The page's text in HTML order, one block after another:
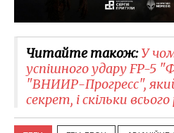
Читайте також:У
успішного удару FP-5
"ВНИИР-Прогресс"​,
секрет, і скільки